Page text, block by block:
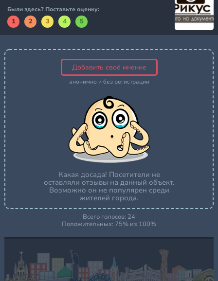
Были здесь? Поставьте оценку:
1 2 3 4 5
Добавить своё мнение
анонимно и без регистрации
Какая досада! Посетители не
оставляли отзывы на данный объект.
Возможно он не популярен среди
жителей города.
Всего голосов: 24
Положительных: 75% из 100%